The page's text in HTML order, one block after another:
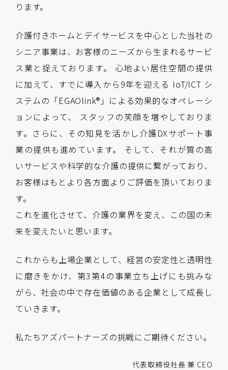
ります。
介護付きホームとデイサービスを中心とした当社の
シニア事業は、お客様のニーズから生まれるサービ
ス業と捉えております。 心地よい居住空間の提供
に加えて、すでに導入から9年を迎える IoT/ICT シ
ステムの「EGAOlink®」による効果的なオペレーシ
ョンによって、 スタッフの笑顔を増やしておりま
す。さらに、その知見を活かし介護DXサポート事
業の提供も進めています。 そして、それが質の高
いサービスや科学的な介護の提供に繋がっており、
お客様はもとより各方面よりご評価を頂いておりま
す。
これを進化させて、介護の業界を変え、この国の未
来を変えたいと思います。
これからも上場企業として、経営の安定性と透明性
に磨きをかけ、第3第4の事業立ち上げにも挑みな
がら、社会の中で存在価値のある企業として成長し
ていきます。
私たちアズパートナーズの挑戦にご期待ください。
代表取締役社長 兼 CEO